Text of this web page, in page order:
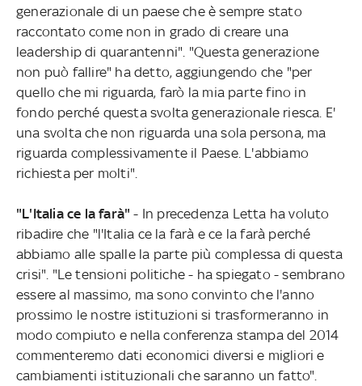
generazionale di un paese che è sempre stato
raccontato come non in grado di creare una
leadership di quarantenni". "Questa generazione
non può fallire" ha detto, aggiungendo che "per
quello che mi riguarda, farò la mia parte fino in
fondo perché questa svolta generazionale riesca. E'
una svolta che non riguarda una sola persona, ma
riguarda complessivamente il Paese. L'abbiamo
richiesta per molti".
"L'Italia ce la farà" - In precedenza Letta ha voluto
ribadire che "l'Italia ce la farà e ce la farà perché
abbiamo alle spalle la parte più complessa di questa
crisi". "Le tensioni politiche - ha spiegato - sembrano
essere al massimo, ma sono convinto che l'anno
prossimo le nostre istituzioni si trasformeranno in
modo compiuto e nella conferenza stampa del 2014
commenteremo dati economici diversi e migliori e
cambiamenti istituzionali che saranno un fatto".